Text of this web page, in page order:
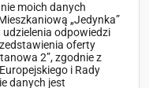
moich danych
„Jedynka”
udzielenia odpowiedzi
oferty
2”, zgodnie z
i Rady
danych jest